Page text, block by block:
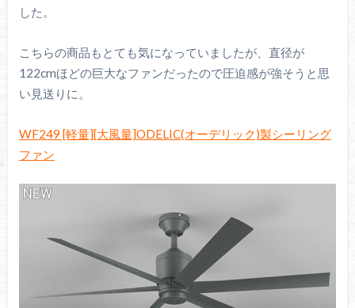
した。
こちらの商品もとても気になっていましたが、直径が
122cmほどの巨大なファンだったので圧迫感が強そうと思
い見送りに。
WF249 [軽量][大風量]ODELIC(オーデリック)製シーリング
ファン